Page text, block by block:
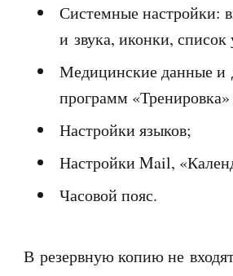
Системные настройки:
и звука, иконки,
Медицинские данные и
программ
Настройки языков;
Настройки Mail,
Часовой пояс.
В резервную копию не